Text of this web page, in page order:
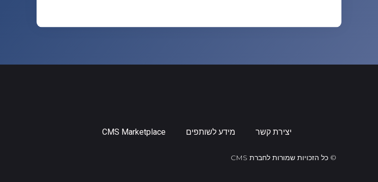
יצירת קשר מידע לשותפים CMS Marketplace
© כל הזכויות שמורות לחברת CMS